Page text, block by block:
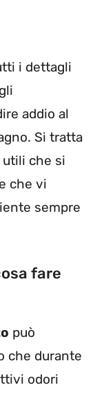
i dettagli
addio al
Si tratta
che si
che vi
sempre
fare
può
che durante
odori